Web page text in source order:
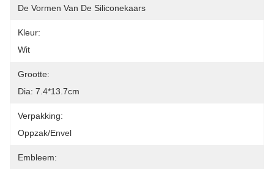
De Vormen Van De Siliconekaars
Kleur:
Wit
Grootte:
Dia: 7.4*13.7cm
Verpakking:
Oppzak/Envel
Embleem: